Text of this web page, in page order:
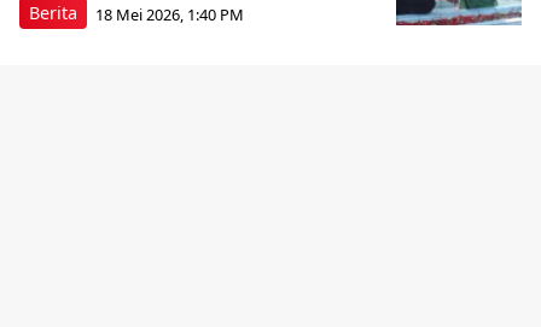
Berita 18 Mei 2026, 1:40 PM